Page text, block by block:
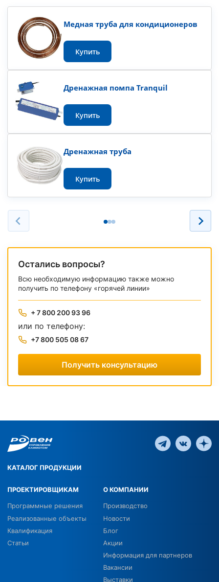
Медная труба для кондиционеров
Купить
Дренажная помпа Tranquil
Купить
Дренажная труба
Купить
Остались вопросы?
Всю необходимую информацию также можно
получить по телефону «горячей линии»
+ 7 800 200 93 96
или по телефону:
+7 800 505 08 67
Получить консультацию
КАТАЛОГ ПРОДУКЦИИ
ПРОЕКТИРОВЩИКАМ
Программные решения
Реализованные объекты
Квалификация
Статьи
О КОМПАНИИ
Производство
Новости
Блог
Акции
Информация для партнеров
Вакансии
Выставки